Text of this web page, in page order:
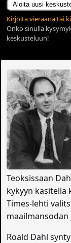
Aloita uusi
Kirjoita vieraana tai
Onko sinulla
keskusteluun!
Teoksissaan
kykyyn käsitellä
Times-lehti
Roald Dahl